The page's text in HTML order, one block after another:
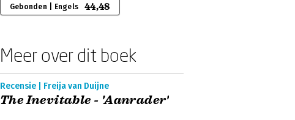
Gebonden | Engels 44,48
Meer over dit boek
Recensie | Freija van Duijne
The Inevitable - 'Aanrader'